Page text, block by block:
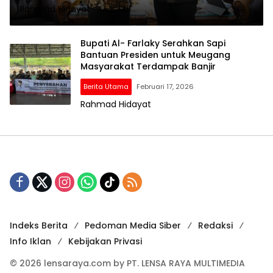
Rahmad Hidayat
Bupati Al- Farlaky Serahkan Sapi
Bantuan Presiden untuk Meugang
Masyarakat Terdampak Banjir
Berita Utama Februari 17, 2026
Rahmad Hidayat
Indeks Berita Pedoman Media Siber
Redaksi
Info Iklan
Kebijakan Privasi
© 2026 lensaraya.com by PT. LENSA RAYA MULTIMEDIA